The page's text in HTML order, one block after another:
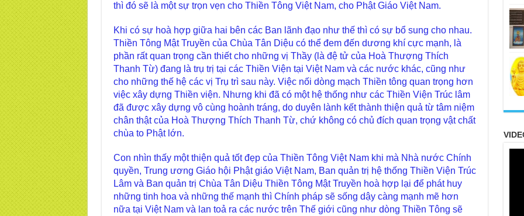
thì đó sẽ là một sự trọn vẹn cho Thiền Tông Việt Nam, cho Phật Giáo Việt Nam.
Khi có sự hoà hợp giữa hai bên các Ban lãnh đạo như thế thì có sự bổ sung cho nhau.
Thiền Tông Mật Truyền của Chùa Tân Diệu có thể đem đến dương khí cực mạnh, là
phần rất quan trọng cần thiết cho những vị Thầy (là đệ tử của Hoà Thượng Thích
Thanh Từ) đang là trụ trị tại các Thiền Viện tại Việt Nam và các nước khác, cũng như
cho những thế hệ các vị Trụ trì sau này. Việc nối dòng mạch Thiền tông quan trọng hơn
việc xây dựng Thiền viện. Nhưng khi đã có một hệ thống như các Thiền Viện Trúc lâm
đã được xây dựng vô cùng hoành tráng, do duyên lành kết thành thiện quả từ tâm niệm
chân thật của Hoà Thượng Thích Thanh Từ, chứ không có chủ đích quan trọng vật chất
chùa to Phật lớn.
Con nhìn thấy một thiện quả tốt đẹp của Thiền Tông Việt Nam khi mà Nhà nước Chính
quyền, Trung ương Giáo hội Phật giáo Việt Nam, Ban quản trị hệ thống Thiền Viện Trúc
Lâm và Ban quản trị Chùa Tân Diệu Thiền Tông Mật Truyền hoà hợp lại để phát huy
những tinh hoa và những thế mạnh thì Chính pháp sẽ sống dậy càng mạnh mẽ hơn
nữa tại Việt Nam và lan toả ra các nước trên Thế giới cũng như dòng Thiền Tông sẽ